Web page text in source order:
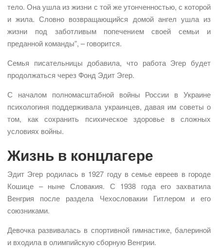
тело. Она ушла из жизни с той же утонченностью, с которой
и жила. Словно возвращающийся домой ангел ушла из
жизни под заботливым попечением своей семьи и
преданной команды”, – говорится.
Семья писательницы добавила, что работа Эгер будет
продолжаться через Фонд Эдит Эгер.
С началом полномасштабной войны России в Украине
психологиня поддерживала украинцев, давая им советы о
том, как сохранить психическое здоровье в сложных
условиях войны.
Жизнь в концлагере
Эдит Эгер родилась в 1927 году в семье евреев в городе
Кошице – ныне Словакия. С 1938 года его захватила
Венгрия после раздела Чехословакии Гитлером и его
союзниками.
Девочка развивалась в спортивной гимнастике, балериной
и входила в олимпийскую сборную Венгрии.